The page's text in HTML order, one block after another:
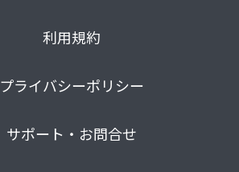
利用規約
プライバシーポリシー
サポート・お問合せ